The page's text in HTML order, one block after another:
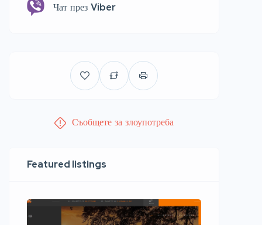
Чат през Viber
Съобщете за злоупотреба
Featured listings